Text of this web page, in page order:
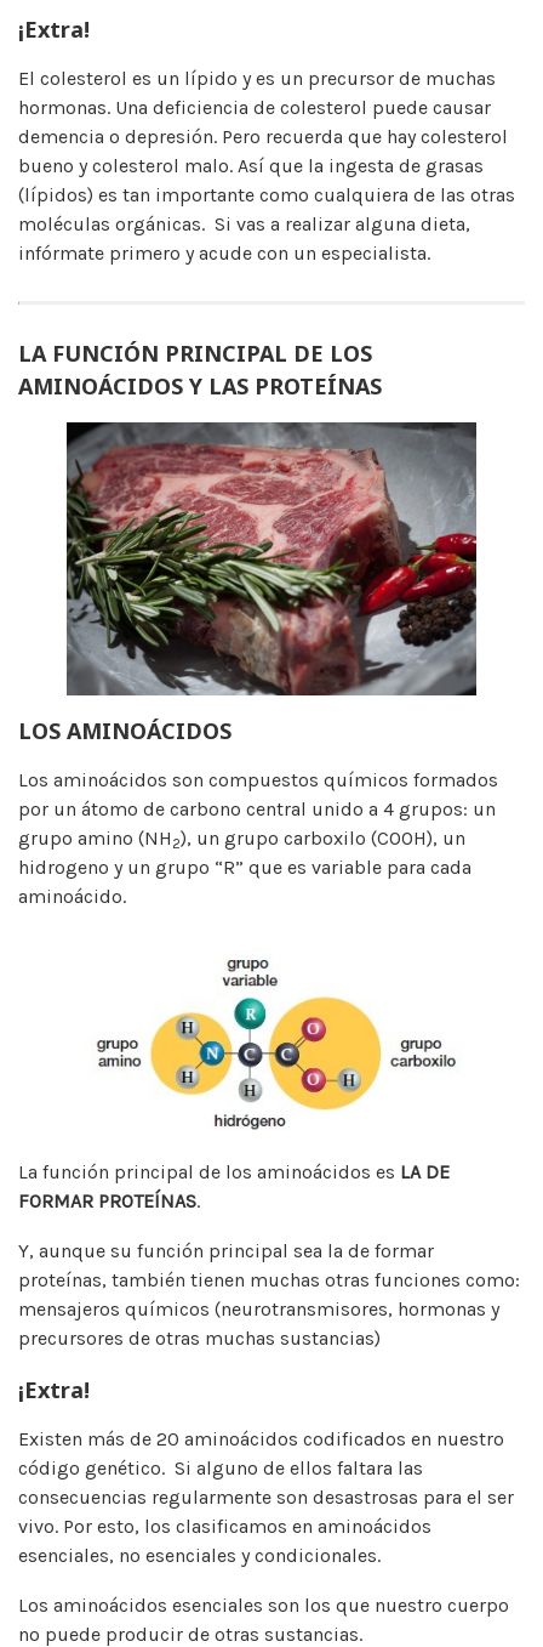
¡Extra!
El colesterol es un lípido y es un precursor de muchas
hormonas. Una deficiencia de colesterol puede causar
demencia o depresión. Pero recuerda que hay colesterol
bueno y colesterol malo. Así que la ingesta de grasas
(lípidos) es tan importante como cualquiera de las otras
moléculas orgánicas. Si vas a realizar alguna dieta,
infórmate primero y acude con un especialista.
LA FUNCIÓN PRINCIPAL DE LOS
AMINOÁCIDOS Y LAS PROTEÍNAS
LOS AMINOÁCIDOS
Los aminoácidos son compuestos químicos formados
por un átomo de carbono central unido a 4 grupos: un
grupo amino (NH 2), un grupo carboxilo (COOH), un
hidrogeno y un grupo “R” que es variable para cada
aminoácido.
La función principal de los aminoácidos es LA DE
FORMAR PROTEÍNAS.
Y, aunque su función principal sea la de formar
proteínas, también tienen muchas otras funciones como:
mensajeros químicos (neurotransmisores, hormonas y
precursores de otras muchas sustancias)
¡Extra!
Existen más de 20 aminoácidos codificados en nuestro
código genético. Si alguno de ellos faltara las
consecuencias regularmente son desastrosas para el ser
vivo. Por esto, los clasificamos en aminoácidos
esenciales, no esenciales y condicionales.
Los aminoácidos esenciales son los que nuestro cuerpo
no puede producir de otras sustancias.